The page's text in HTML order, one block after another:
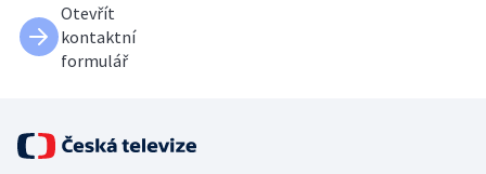
Otevřít
kontaktní
formulář